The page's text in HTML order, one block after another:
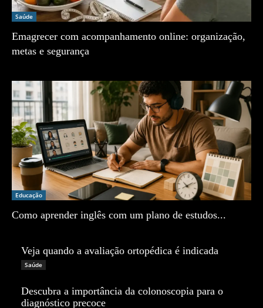
Saúde
Emagrecer com acompanhamento online: organização,
metas e segurança
Educação
Como aprender inglês com um plano de estudos...
Veja quando a avaliação ortopédica é indicada
Saúde
Descubra a importância da colonoscopia para o
diagnóstico precoce